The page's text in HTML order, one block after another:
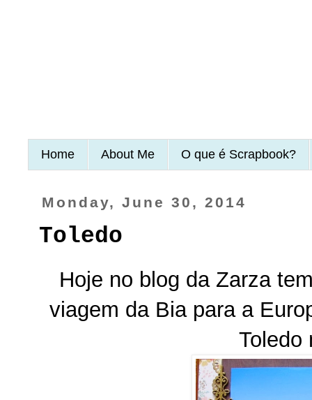
Home About Me O que é Scrapbook?
Monday, June 30, 2014
Toledo
Hoje no blog da Zarza
viagem da Bia para a
Toledo